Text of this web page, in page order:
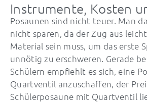
Instrumente, Kosten
Posaunen sind nicht teuer. Man
nicht sparen, da der Zug aus
Material sein muss, um das erste
unnötig zu erschweren. Gerade
Schülern empfiehlt es sich, eine
Quartventil anzuschaffen, der
Schülerposaune mit Quartventil